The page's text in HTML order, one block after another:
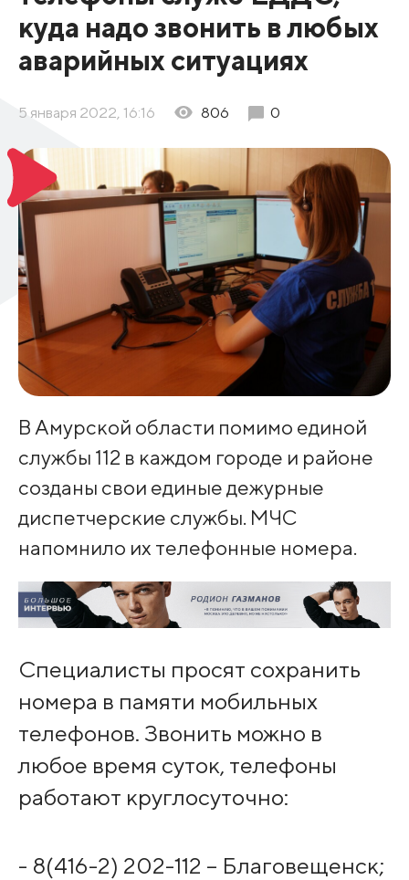
куда надо звонить в любых
аварийных ситуациях
5 января 2022, 16:16 806 0
В Амурской области помимо единой
службы 112 в каждом городе и районе
созданы свои единые дежурные
диспетчерские службы. МЧС
напомнило их телефонные номера.
Специалисты просят сохранить
номера в памяти мобильных
телефонов. Звонить можно в
любое время суток, телефоны
работают круглосуточно:
- 8(416-2) 202-112 – Благовещенск;